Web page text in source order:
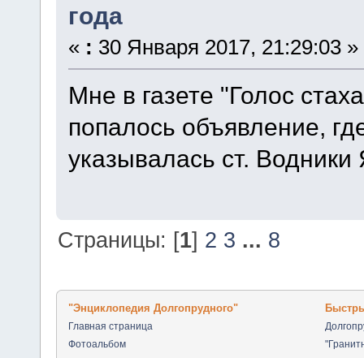
года
« : 30 Января 2017, 21:29:03 »
Мне в газете "Голос
попалось объявление,
указывалась ст.
Страницы: [1] 2 3 ... 8
"Энциклопедия Долгопрудного"
Главная страница
Фотоальбом